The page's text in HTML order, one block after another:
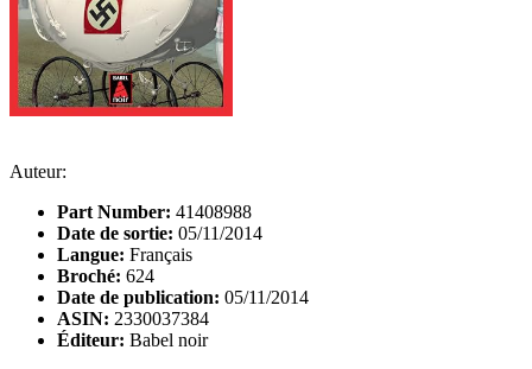
Auteur:
Part Number: 41408988
Date de sortie: 05/11/2014
Langue: Français
Broché: 624
Date de publication: 05/11/2014
ASIN: 2330037384
Éditeur: Babel noir